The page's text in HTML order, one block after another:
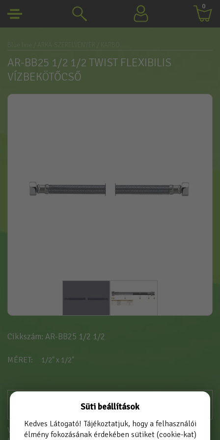
0
AR-BB25 1/2 1/2 TWIST FLEXIBILIS
VÍZBEKÖTŐCSŐ
Cikkszám: AR-BB25 1/2 1/2
MÉRET 1/2" x 1/2"
Vásárláshoz kérjük jelentkezzen be!
Süti beállítások
Kedves Látogató! Tájékoztatjuk, hogy a felhasználói
élmény fokozásának érdekében sütiket (cookie-kat)